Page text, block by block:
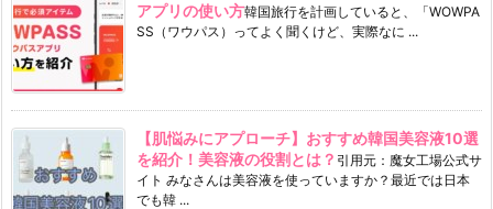
アプリの使い方韓国旅行を計画していると、「WOWPA
SS（ワウパス）ってよく聞くけど、実際なに ...
【肌悩みにアプローチ】おすすめ韓国美容液10選
を紹介！美容液の役割とは？ 引用元：魔女工場公式サ
イト みなさんは美容液を使っていますか？最近では日本
でも韓 ...